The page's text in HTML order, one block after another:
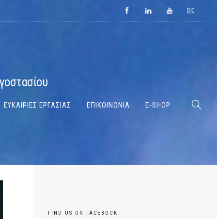
ΕΥΚΑΙΡΙΕΣ ΕΡΓΑΣΙΑΣ ΕΠΙΚΟΙΝΩΝΙΑ E-SHOP
FIND US ON FACEBOOK